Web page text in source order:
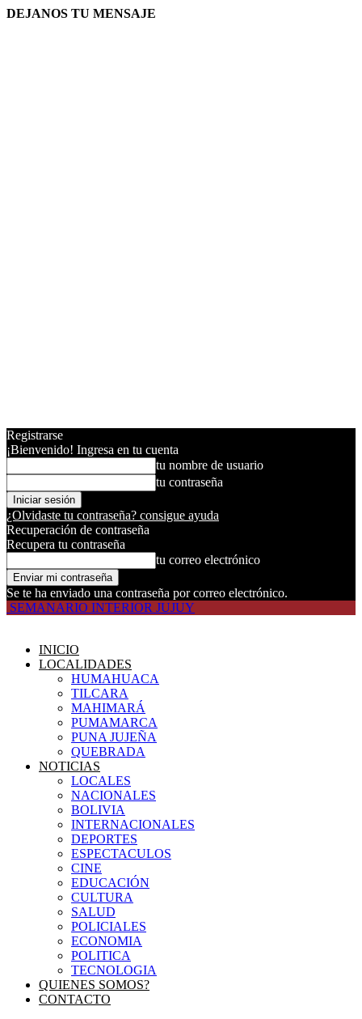
DEJANOS TU MENSAJE
Registrarse
¡Bienvenido! Ingresa en tu cuenta
tu nombre de usuario
tu contraseña
¿Olvidaste tu contraseña? consigue ayuda
Recuperación de contraseña
Recupera tu contraseña
tu correo electrónico
Se te ha enviado una contraseña por correo electrónico.
SEMANARIO INTERIOR JUJUY
INICIO
LOCALIDADES
HUMAHUACA
TILCARA
MAHIMARÁ
PUMAMARCA
PUNA JUJEÑA
QUEBRADA
NOTICIAS
LOCALES
NACIONALES
BOLIVIA
INTERNACIONALES
DEPORTES
ESPECTACULOS
CINE
EDUCACIÓN
CULTURA
SALUD
POLICIALES
ECONOMIA
POLITICA
TECNOLOGIA
QUIENES SOMOS?
CONTACTO